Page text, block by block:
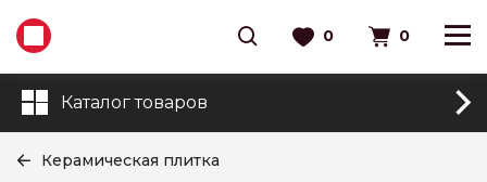
0 0
Каталог товаров
Керамическая плитка